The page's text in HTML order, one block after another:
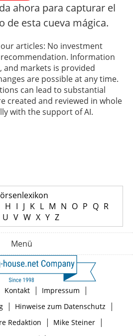
ahora para capturar el
de esta cueva mágica.
articles: No investment
Information
and markets is provided
are possible at any time.
can lead to substantial
created and reviewed in whole
with the support of AI.
H I J K L M N O P Q R
U V W X Y Z
Menü
Kontakt | Impressum |
| Hinweise zum Datenschutz |
Redaktion | Mike Steiner|